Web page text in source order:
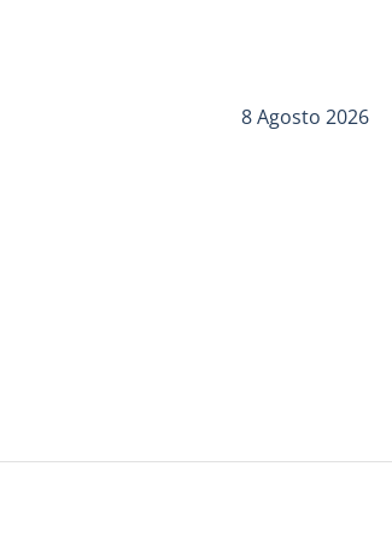
8 Agosto 2026